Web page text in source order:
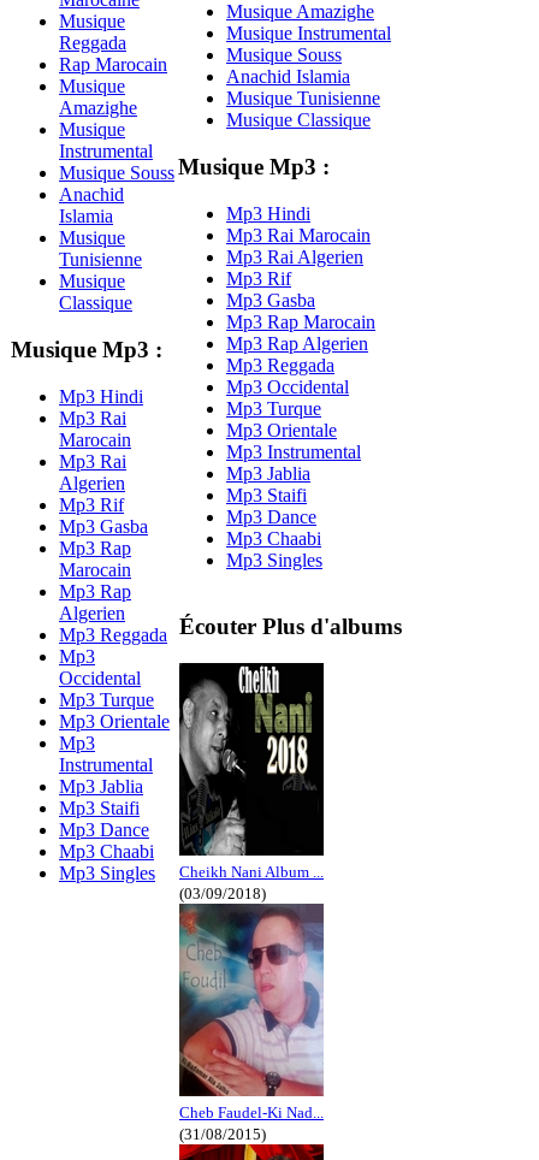
Musique
Reggada
Rap Marocain
Musique
Amazighe
Musique
Instrumental
Musique Souss
Anachid
Islamia
Musique
Tunisienne
Musique
Classique
Musique Mp3 :
Mp3 Hindi
Mp3 Rai
Marocain
Mp3 Rai
Algerien
Mp3 Rif
Mp3 Gasba
Mp3 Rap
Marocain
Mp3 Rap
Algerien
Mp3 Reggada
Mp3
Occidental
Mp3 Turque
Mp3 Orientale
Mp3
Instrumental
Mp3 Jablia
Mp3 Staifi
Mp3 Dance
Mp3 Chaabi
Mp3 Singles
Musique Amazighe
Musique Instrumental
Musique Souss
Anachid Islamia
Musique Tunisienne
Musique Classique
Musique Mp3 :
Mp3 Hindi
Mp3 Rai Marocain
Mp3 Rai Algerien
Mp3 Rif
Mp3 Gasba
Mp3 Rap Marocain
Mp3 Rap Algerien
Mp3 Reggada
Mp3 Occidental
Mp3 Turque
Mp3 Orientale
Mp3 Instrumental
Mp3 Jablia
Mp3 Staifi
Mp3 Dance
Mp3 Chaabi
Mp3 Singles
Écouter Plus d'albums
Cheikh Nani Album ...
(03/09/2018)
Cheb Faudel-Ki Nad...
(31/08/2015)